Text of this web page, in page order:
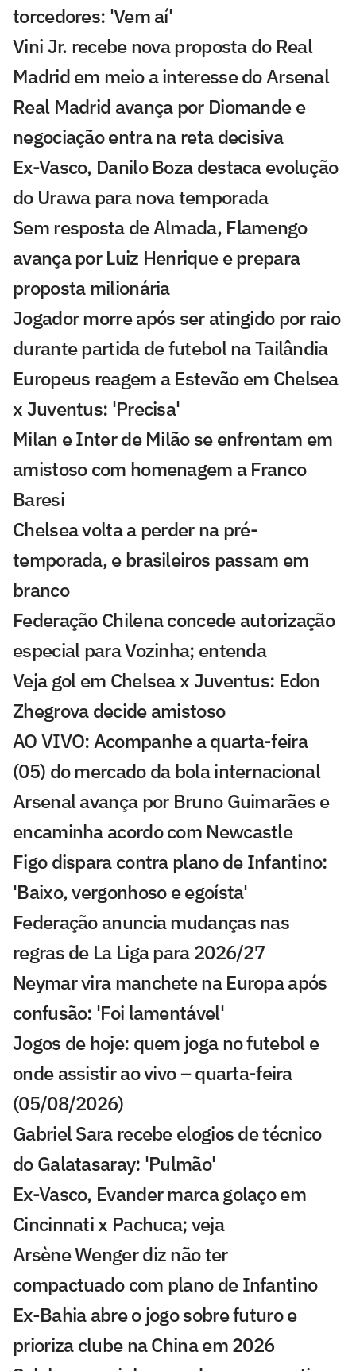
torcedores: 'Vem aí'
Vini Jr. recebe nova proposta do Real
Madrid em meio a interesse do Arsenal
Real Madrid avança por Diomande e
negociação entra na reta decisiva
Ex-Vasco, Danilo Boza destaca evolução
do Urawa para nova temporada
Sem resposta de Almada, Flamengo
avança por Luiz Henrique e prepara
proposta milionária
Jogador morre após ser atingido por raio
durante partida de futebol na Tailândia
Europeus reagem a Estevão em Chelsea
x Juventus: 'Precisa'
Milan e Inter de Milão se enfrentam em
amistoso com homenagem a Franco
Baresi
Chelsea volta a perder na pré-
temporada, e brasileiros passam em
branco
Federação Chilena concede autorização
especial para Vozinha; entenda
Veja gol em Chelsea x Juventus: Edon
Zhegrova decide amistoso
AO VIVO: Acompanhe a quarta-feira
(05) do mercado da bola internacional
Arsenal avança por Bruno Guimarães e
encaminha acordo com Newcastle
Figo dispara contra plano de Infantino:
'Baixo, vergonhoso e egoísta'
Federação anuncia mudanças nas
regras de La Liga para 2026/27
Neymar vira manchete na Europa após
confusão: 'Foi lamentável'
Jogos de hoje: quem joga no futebol e
onde assistir ao vivo – quarta-feira
(05/08/2026)
Gabriel Sara recebe elogios de técnico
do Galatasaray: 'Pulmão'
Ex-Vasco, Evander marca golaço em
Cincinnati x Pachuca; veja
Arsène Wenger diz não ter
compactuado com plano de Infantino
Ex-Bahia abre o jogo sobre futuro e
prioriza clube na China em 2026